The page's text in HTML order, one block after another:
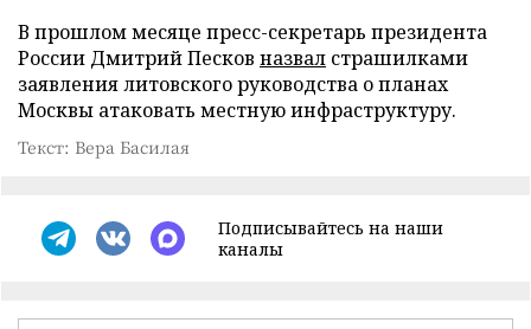
В прошлом месяце пресс-секретарь президента
России Дмитрий Песков назвал страшилками
заявления литовского руководства о планах
Москвы атаковать местную инфраструктуру.
Текст: Вера Басилая
Подписывайтесь на наши
каналы